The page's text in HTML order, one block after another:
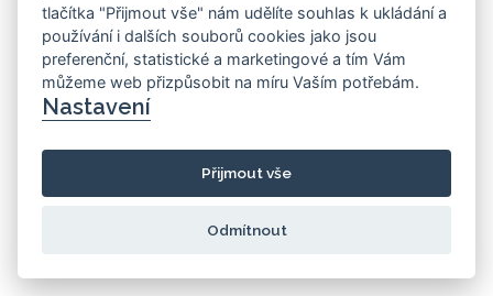
tlačítka "Přijmout vše" nám udělíte souhlas k ukládání a
používání i dalších souborů cookies jako jsou
preferenční, statistické a marketingové a tím Vám
můžeme web přizpůsobit na míru Vaším potřebám.
Nastavení
Přijmout vše
Odmítnout